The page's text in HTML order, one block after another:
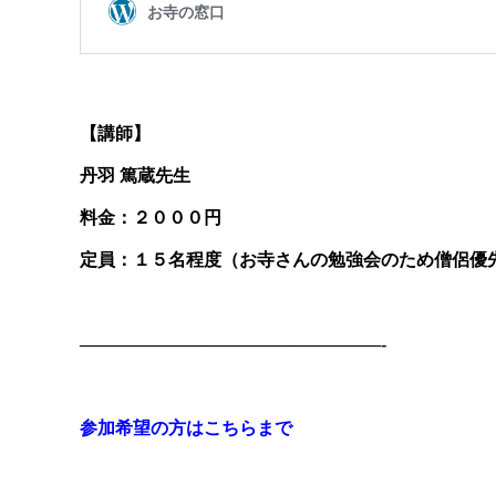
【講師】
丹羽 篤蔵先生
料金：２０００円
定員：１５名程度（お寺さんの勉強会のため僧侶優
—————————————————-
参加希望の方はこちらまで